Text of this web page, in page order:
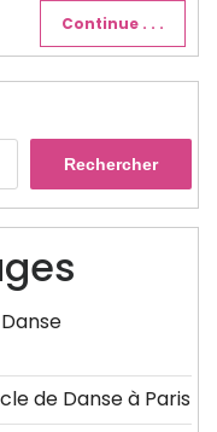
Continue . . .
Rechercher
de Danse à Paris